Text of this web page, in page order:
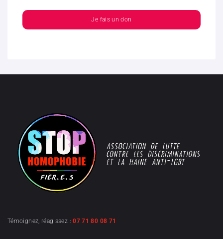
Je fais un don
Témoignez, réagissez :07 71 80 08 71